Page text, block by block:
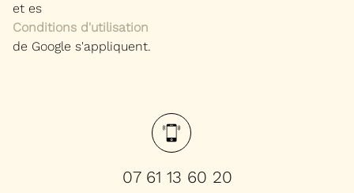
et es
Conditions d'utilisation
de Google s'appliquent.
07 61 13 60 20